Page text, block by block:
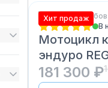
Хит продаж
Эндуро 300 кубов
В
Мотоцикл
эндуро
300
181 300 ₽